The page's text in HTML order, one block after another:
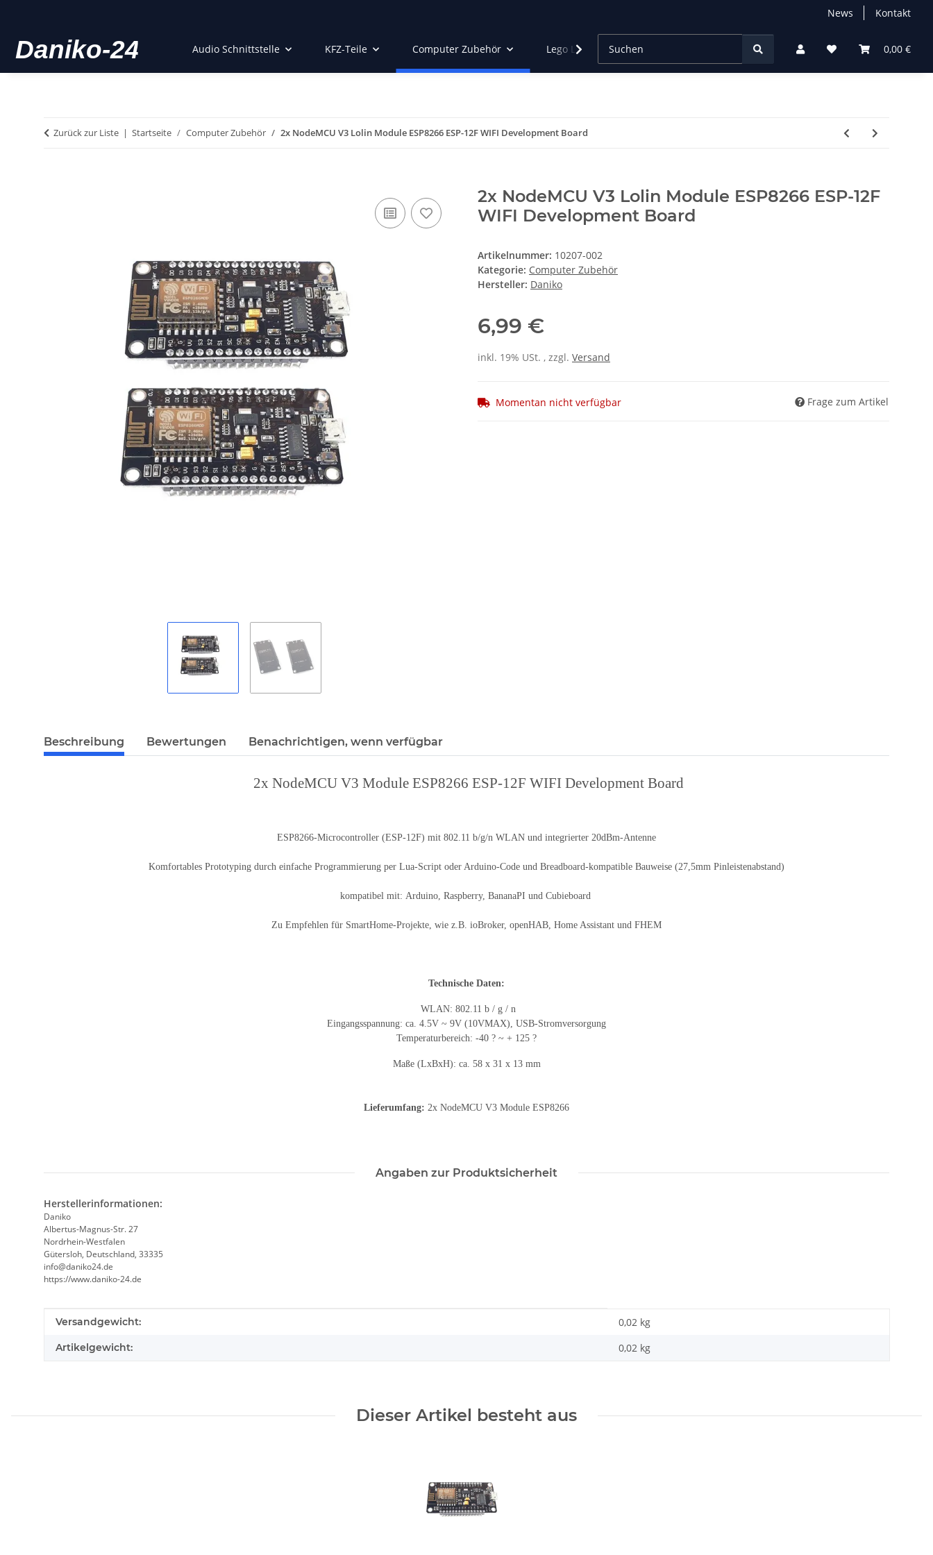
News Kontakt
0,00 €
Audio Schnittstelle KFZ-Teile Computer Zubehör Lego Led Beleuchtung
Zurück zur Liste Startseite Computer Zubehör 2x NodeMCU V3 Lolin Module ESP8266 ESP-12F WIFI Development Board
2x NodeMCU V3 Lolin Module ESP8266 ESP-12F
WIFI Development Board
Artikelnummer: 10207-002
Kategorie: Computer Zubehör
Hersteller: Daniko
6,99 €
inkl. 19% USt. , zzgl. Versand
Momentan nicht verfügbar Frage zum Artikel
Beschreibung Bewertungen Benachrichtigen, wenn verfügbar
2x NodeMCU V3 Module ESP8266 ESP-12F WIFI Development Board
ESP8266-Microcontroller (ESP-12F) mit 802.11 b/g/n WLAN und integrierter 20dBm-Antenne
Komfortables Prototyping durch einfache Programmierung per Lua-Script oder Arduino-Code und Breadboard-kompatible Bauweise (27,5mm Pinleistenabstand)
kompatibel mit: Arduino, Raspberry, BananaPI und Cubieboard
Zu Empfehlen für SmartHome-Projekte, wie z.B. ioBroker, openHAB, Home Assistant und FHEM
Technische Daten:
WLAN: 802.11 b / g / n
Eingangsspannung: ca. 4.5V ~ 9V (10VMAX), USB-Stromversorgung
Temperaturbereich: -40 ? ~ + 125 ?
Maße (LxBxH): ca. 58 x 31 x 13 mm
Lieferumfang: 2x NodeMCU V3 Module ESP8266
Angaben zur Produktsicherheit
Herstellerinformationen:
Daniko
Albertus-Magnus-Str. 27
Nordrhein-Westfalen
Gütersloh, Deutschland, 33335
info@daniko24.de
https://www.daniko-24.de
Produkteigenschaft
Wert
Versandgewicht: 0,02 kg
Artikelgewicht: 0,02 kg
Dieser Artikel besteht aus